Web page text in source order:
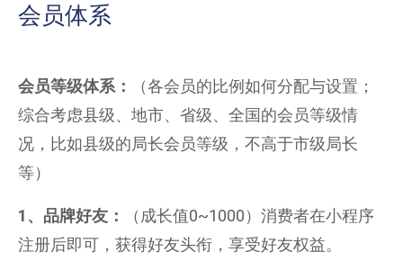
会员体系
会员等级体系：
（各会员的比例如何分配与设置；
综合考虑县级、地市、省级、全国的会员等级情
况，比如县级的局长会员等级，不高于市级局长
等）
1 、品牌好友：
（成长值0~1000）消费者在小程序
注册后即可，获得好友头衔，享受好友权益。